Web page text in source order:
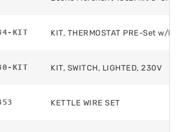
KIT KIT, THERMOSTAT PRE-Set w/
KIT KIT, SWITCH, LIGHTED, 230V
KETTLE WIRE SET